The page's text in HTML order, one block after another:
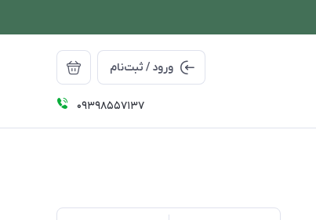
ورود / ثبت‌نام
09398557137